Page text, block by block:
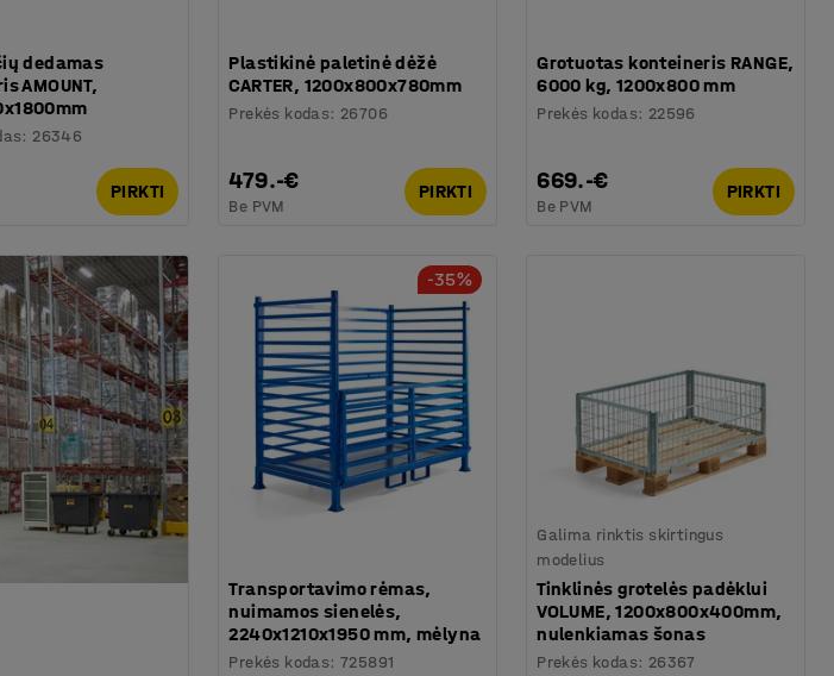
dedamas
AMOUNT,
: 26346
PIRKTI
Plastikinė paletinė dėžė
CARTER, 1200x800x780mm
Prekės kodas: 26706
479.-€
Be PVM
PIRKTI
Grotuotas konteineris RANGE,
6000 kg, 1200x800 mm
Prekės kodas: 22596
669.-€
Be PVM
PIRKTI
-35%
Transportavimo rėmas,
nuimamos sienelės,
2240x1210x1950 mm, mėlyna
Prekės kodas:725891
Galima rinktis skirtingus
modelius
Tinklinės grotelės padėklui
VOLUME, 1200x800x400mm,
nulenkiamas šonas
Prekės kodas: 26367